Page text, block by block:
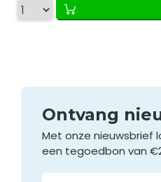
Ontvang
Met onze nieuwsbrief
een tegoedbon van